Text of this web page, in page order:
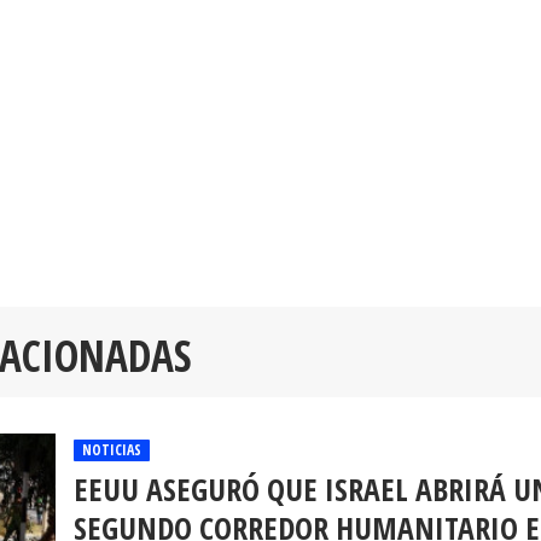
NOTICIAS
EEUU ASEGURÓ QUE ISRAEL ABRIRÁ
SEGUNDO CORREDOR HUMANITARIO